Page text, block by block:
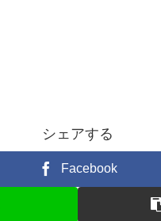
シェアする
Facebook